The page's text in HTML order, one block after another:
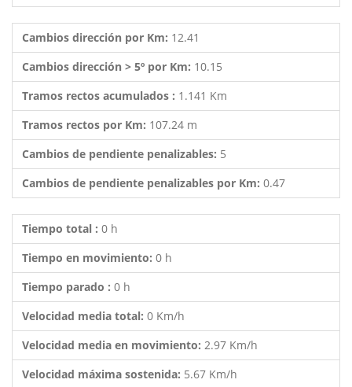
Cambios dirección por Km: 12.41
Cambios dirección > 5º por Km: 10.15
Tramos rectos acumulados : 1.141 Km
Tramos rectos por Km: 107.24 m
Cambios de pendiente penalizables: 5
Cambios de pendiente penalizables por Km: 0.47
Tiempo total : 0 h
Tiempo en movimiento: 0 h
Tiempo parado : 0 h
Velocidad media total: 0 Km/h
Velocidad media en movimiento: 2.97 Km/h
Velocidad máxima sostenida: 5.67 Km/h